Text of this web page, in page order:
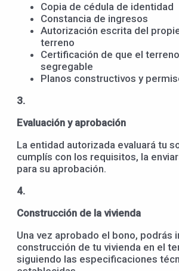
Copia de cédula de identidad
Constancia de ingresos
Autorización escrita del
terreno
Certificación de que el
segregable
Planos constructivos y
3.
Evaluación y aprobación
La entidad autorizada evaluará tu
cumplís con los requisitos, la
para su aprobación.
4.
Construcción de la vivienda
Una vez aprobado el bono, podrás
construcción de tu vivienda en el
siguiendo las especificaciones